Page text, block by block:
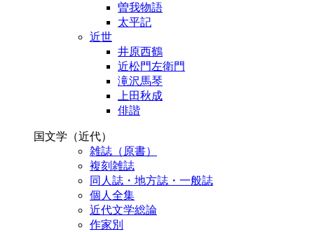
曽我物語
太平記
近世
井原西鶴
近松門左衛門
滝沢馬琴
上田秋成
俳諧
国文学（近代）
雑誌（原書）
複刻雑誌
同人誌・地方誌・一般誌
個人全集
近代文学総論
作家別